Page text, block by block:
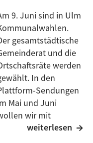
9. Juni sind in Ulm
gesamtstädtische
und die
werden
In den
Sendungen
Mai und Juni
wir mit
Personen ins Gespräch
weiterlesen